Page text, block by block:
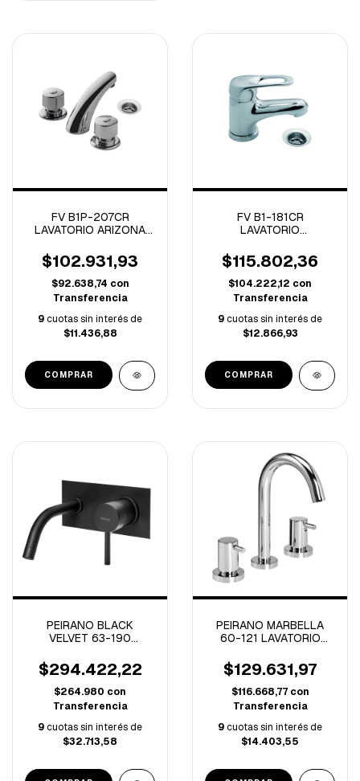
FV B1P-207CR
LAVATORIO ARIZONA
$102.931,93
$92.638,74 con
Transferencia
9cuotas sin interés de
$11.436,88
FV B1-181CR
LAVATORIO
ARIZONA CROMO
$115.802,36
$104.222,12 con
Transferencia
9cuotas sin interés de
$12.866,93
PEIRANO BLACK
VELVET 63-190
MONOCOMANDO. (A)
$294.422,22
$264.980 con
Transferencia
9cuotas sin interés de
$32.713,58
PEIRANO MARBELLA
60-121 LAVATORIO
CROMO (A)
$129.631,97
$116.668,77 con
Transferencia
9cuotas sin interés de
$14.403,55